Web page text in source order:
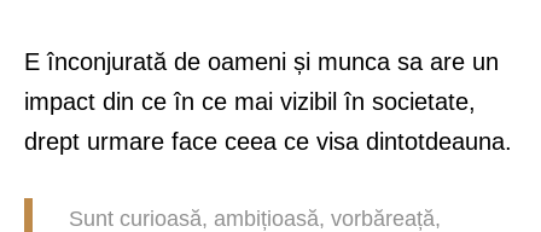
E înconjurată de oameni și munca sa are un
impact din ce în ce mai vizibil în societate,
drept urmare face ceea ce visa dintotdeauna.
Sunt curioasă, ambițioasă, vorbăreață,